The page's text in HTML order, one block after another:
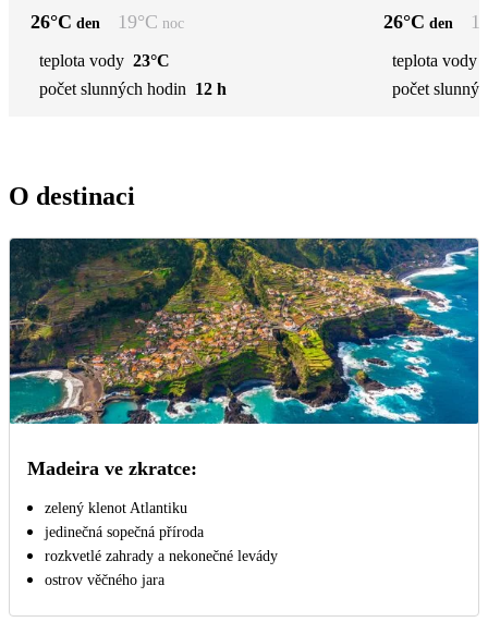
26°C den 19°C noc
teplota vody 23°C
počet slunných hodin 12 h
26°C den
teplota vody
počet
O destinaci
Madeira ve zkratce:
zelený klenot Atlantiku
jedinečná sopečná příroda
rozkvetlé zahrady a nekonečné levády
ostrov věčného jara